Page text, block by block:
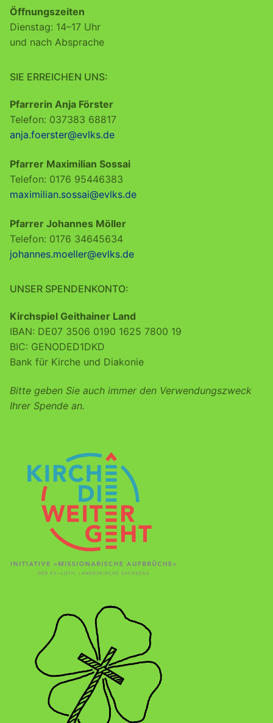
Öffnungszeiten
Dienstag: 14–17 Uhr
und nach Absprache
SIE ERREICHEN UNS:
Pfarrerin Anja Förster
Telefon: 037383 68817
anja.foerster@evlks.de
Pfarrer Maximilian Sossai
Telefon: 0176 95446383
maximilian.sossai@evlks.de
Pfarrer Johannes Möller
Telefon: 0176 34645634
johannes.moeller@evlks.de
UNSER SPENDENKONTO:
Kirchspiel Geithainer Land
IBAN: DE07 3506 0190 1625 7800 19
BIC: GENODED1DKD
Bank für Kirche und Diakonie
Bitte geben Sie auch immer den Verwendungszweck
Ihrer Spende an.